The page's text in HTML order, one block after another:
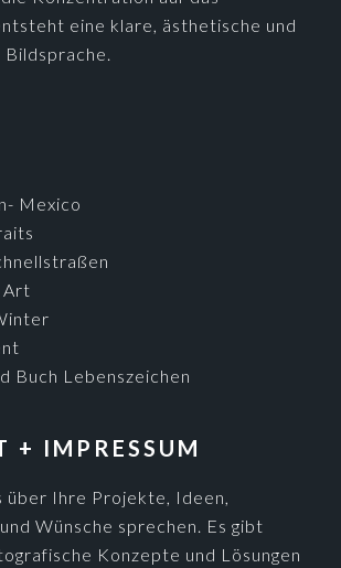
eine klare, ästhetische und
Mexico
Art
Buch Lebenszeichen
+ IMPRESSUM
über Ihre Projekte, Ideen,
Wünsche sprechen. Es gibt
Konzepte und Lösungen